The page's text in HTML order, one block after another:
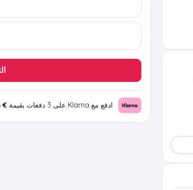
ادفع مع Klarna على 3 دفعات بقيمة € 2.03